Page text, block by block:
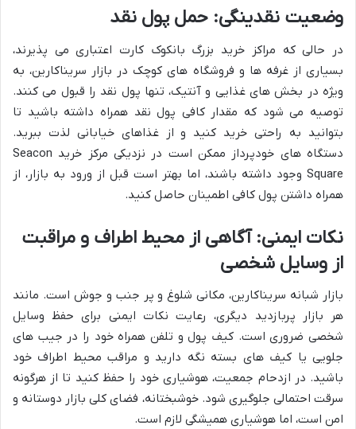
وضعیت نقدینگی: حمل پول نقد
در حالی که مراکز خرید بزرگ بانکوک کارت اعتباری می پذیرند،
بسیاری از غرفه ها و فروشگاه های کوچک در بازار سریناکارین، به
ویژه در بخش های غذایی و آنتیک، تنها پول نقد را قبول می کنند.
توصیه می شود که مقدار کافی پول نقد همراه داشته باشید تا
بتوانید به راحتی خرید کنید و از غذاهای خیابانی لذت ببرید.
دستگاه های خودپرداز ممکن است در نزدیکی مرکز خرید Seacon
Square وجود داشته باشند، اما بهتر است قبل از ورود به بازار، از
همراه داشتن پول کافی اطمینان حاصل کنید.
نکات ایمنی: آگاهی از محیط اطراف و مراقبت
از وسایل شخصی
بازار شبانه سریناکارین، مکانی شلوغ و پر جنب و جوش است. مانند
هر بازار پربازدید دیگری، رعایت نکات ایمنی برای حفظ وسایل
شخصی ضروری است. کیف پول و تلفن همراه خود را در جیب های
جلویی یا کیف های بسته نگه دارید و مراقب محیط اطراف خود
باشید. در ازدحام جمعیت، هوشیاری خود را حفظ کنید تا از هرگونه
سرقت احتمالی جلوگیری شود. خوشبختانه، فضای کلی بازار دوستانه و
امن است، اما هوشیاری همیشگی لازم است.